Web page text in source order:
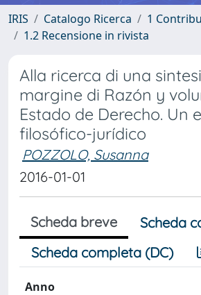
IRIS Catalogo Ricerca
1
1.2 Recensione in rivista
Alla ricerca di una
margine di Razón y
Estado de Derecho. Un
filosófico-jurídico
POZZOLO, Susanna
2016-01-01
Scheda breve
Scheda
Scheda completa (DC)
Anno